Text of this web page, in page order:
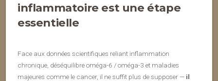
inflammatoire est une étape
essentielle
Face aux données scientifiques reliant inflammation
chronique, déséquilibre oméga-6 / oméga-3 et maladies
majeures comme le cancer, il ne suffit plus de supposer — il